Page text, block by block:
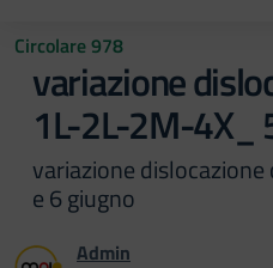
Circolare 978
variazione
1L-2L-2M-4X_
variazione
e 6 giugno
Admin